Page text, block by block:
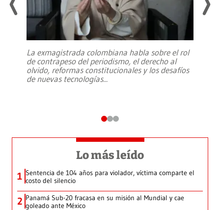
La exmagistrada colombiana habla sobre el rol
de contrapeso del periodismo, el derecho al
olvido, reformas constitucionales y los desafíos
de nuevas tecnologías...
Lo más leído
1 Sentencia de 104 años para violador, víctima comparte el
costo del silencio
2 Panamá Sub-20 fracasa en su misión al Mundial y cae
goleado ante México